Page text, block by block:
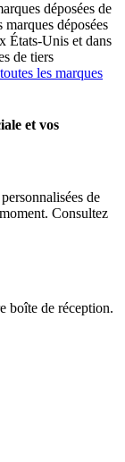
déposées de
déposées
États-Unis et dans
de tiers
les marques
et vos
de
Consultez
boîte de réception.